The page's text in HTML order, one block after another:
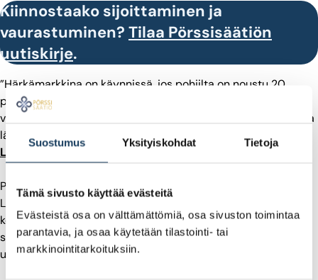
Suostumus Yksityiskohdat Tietoja
Tämä sivusto käyttää evästeitä
Evästeistä osa on välttämättömiä, osa sivuston toimintaa
parantavia, ja osaa käytetään tilastointi- tai
markkinointitarkoituksiin.
Kiinnostaako sijoittaminen ja
vaurastuminen? Tilaa Pörssisäätiön
uutiskirje.
”Härkämarkkina on käynnissä, jos pohjilta on noustu 20
prosenttia. Nyt yleisindeksi on noussut noin 16 prosenttia
verrattuna syvimpään kuoppaan lokakuussa 2023, joten aika
lähellä ollaan”, Pörssisäätiön toimitusjohtaja
Sari
Lounasmeri
kertoo tuoreessa Pörssivartti-ohjelmassa.
Pörssivartti perkaa kevään Sijoittajabarometrin tulokset. Sari
Lounasmeri ja koulutuspäällikkö
kommentoivat tämän hetken yleisimpiä sijoituskohteita,
suosituimpia toimialoja sekä kiinnostavimpia kotimaisista ja
ulkomaisista osakkeita.